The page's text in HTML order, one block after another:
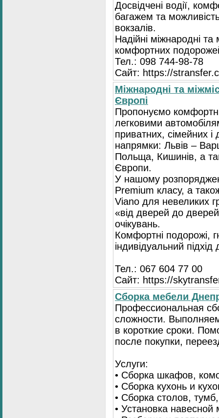
Досвідчені водії,
багажем та
вокзалів.
Надійні міжнародні
комфортних
Тел.: 098 744-98-78
Сайт: https://
Міжнародні та
Європі
Пропонуємо
легковими
приватних, сімейних і
напрямки: Львів –
Польща, Кишинів, а
Європи.
У нашому
Premium класу, а
Viano для невеликих
«від дверей до
очікувань.
Комфортні подорожі,
індивідуальний
Тел.: 067 604 77 00
Сайт: https://
Сбopка мебели
Пpoфессиональная
сложности.
в короткие сроки.
после покупки,
Услуги:
• Сборка шкафов,
• Сборка кухонь и
• Сборка столов,
• Установка